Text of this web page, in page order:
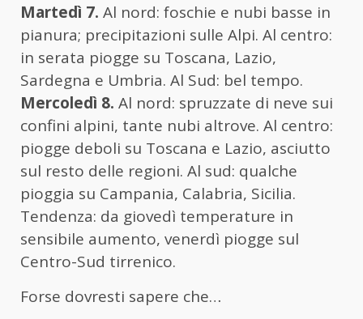
Martedì 7. Al nord: foschie e nubi basse in
pianura; precipitazioni sulle Alpi. Al centro:
in serata piogge su Toscana, Lazio,
Sardegna e Umbria. Al Sud: bel tempo.
Mercoledì 8. Al nord: spruzzate di neve sui
confini alpini, tante nubi altrove. Al centro:
piogge deboli su Toscana e Lazio, asciutto
sul resto delle regioni. Al sud: qualche
pioggia su Campania, Calabria, Sicilia.
Tendenza: da giovedì temperature in
sensibile aumento, venerdì piogge sul
Centro-Sud tirrenico.
Forse dovresti sapere che…